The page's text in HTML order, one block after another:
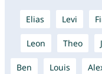
Elias Levi
Leon Theo
Ben Louis